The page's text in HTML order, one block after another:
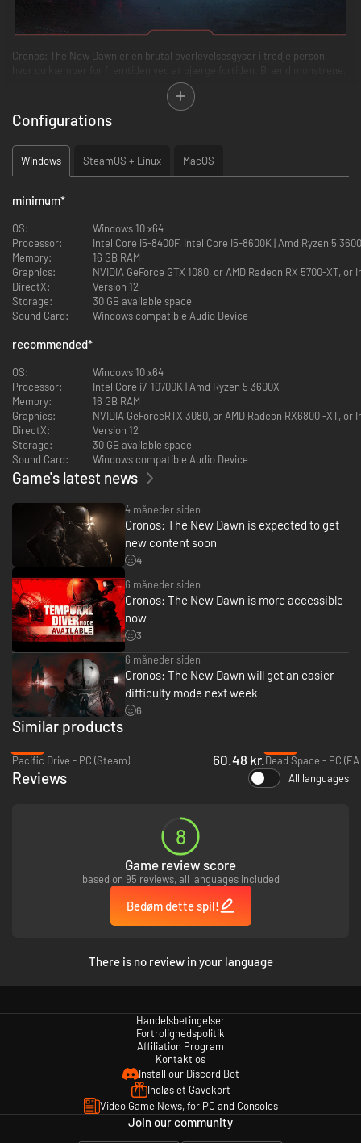
Cronos: The New Dawn er en brutal overlevelsesgyser i tredje person,
før de bryder frem. Udvind de levendes sjæle. Tilpas dig eller dø.
OVERLEV FREMTIDEN. BJÆRG FORTIDEN.
Cronos: The New Dawn foregår fortæller en gribende historie, der går på
tværs af fortid og fremtid i en grum verden, hvor østeuropæisk
brutalisme møder retrofuturistisk teknologi.
I fortiden er du vidne til en verden, der gennemgår The Changes kvaler, en
katastrofal begivenhed, der for altid ændrede menneskeheden. I
mod farlige vederstyggeligheder, der sætter både dine reflekser og dine
taktiske evner på prøve.
Du er en Traveler, der arbejder for det gådefulde Collective og har til
opgave at gennemsøge ødemarken for tidssprækker, der kan
transportere dig tilbage til 1980'ernes Polen.
TILPAS DIG ELLER DØ
I en trøstesløs verden fyldt med endeløse farer afhænger din overlevelse
af din evne til at tænke fremad og lægge strategier. Dine fjender er
mareridtsvæsner, affødt af menneskehedens rester, og du må udnytte
hele dit arsenal for at besejre dem.
Du kan rydde en vej gennem de mennesketomme omgivelser ved at
manipulere temporale anomalier, og du må søge efter ressourcer, der
kan erstatte dine begrænsede forsyninger og ammunitionsdepoter.
Omhyggelige forberedelser er nøglen. Når du er i kamp, kan lynsnare
LAD DEM IKKE SMELTE SAMMEN
de bliver hurtigere, mere hårdføre og langt mere dødbringende.
vederstyggeligheder, der presser dine kampfærdigheder til det yderste.
Configurations
Windows SteamOS + Linux MacOS
minimum*
OS:
Windows 10 x64
Processor:
Intel Core i5-8400F, Intel Core I5-8600K | Amd Ryzen 5 3600
Memory:
16 GB RAM
Graphics:
NVIDIA GeForce GTX 1080, or AMD Radeon RX 5700-XT, or
DirectX:
Version 12
Storage:
30 GB available space
Sound Card:
Windows compatible Audio Device
recommended*
OS:
Windows 10 x64
Processor:
Intel Core i7-10700K | Amd Ryzen 5 3600X
Memory:
16 GB RAM
Graphics:
NVIDIA GeForceRTX 3080, or AMD Radeon RX6800 -XT,
DirectX:
Version 12
Storage:
30 GB available space
Sound Card:
Windows compatible Audio Device
Game's latest news
4 måneder siden
Cronos: The New Dawn is expected to get
new content soon
4
6 måneder siden
Cronos: The New Dawn is more accessible
now
3
6 måneder siden
Cronos: The New Dawn will get an easier
difficulty mode next week
6
Similar products
Pacific Drive - PC (Steam)
60.48 kr.Dead Space - PC
Reviews All languages
8
Game review score
based on 95 reviews, all languages included
Bedøm dette spil!
There is no review in your language
Handelsbetingelser
Fortrolighedspolitik
Affiliation Program
Kontakt os
Install our Discord Bot
Indløs et Gavekort
Video Game News, for PC and Consoles
Join our community